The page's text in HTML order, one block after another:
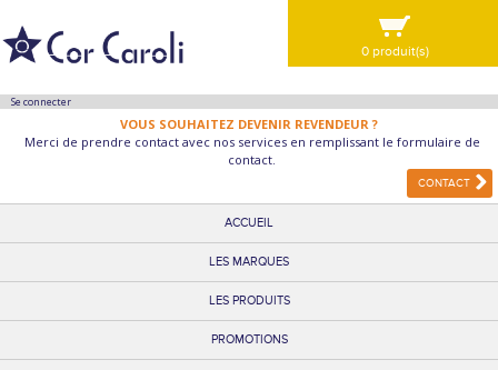
Se connecter
VOUS SOUHAITEZ DEVENIR REVENDEUR ?
Merci de prendre contact avec nos services en remplissant le formulaire de
contact.
CONTACT
ACCUEIL
LES MARQUES
LES PRODUITS
PROMOTIONS
0 produit(s)
VOIR MA SÉLECTION